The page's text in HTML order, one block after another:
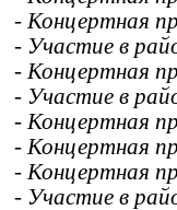
- Концертная
- Участие в
- Концертная
- Участие в
- Концертная
- Концертная
- Концертная
- Участие в